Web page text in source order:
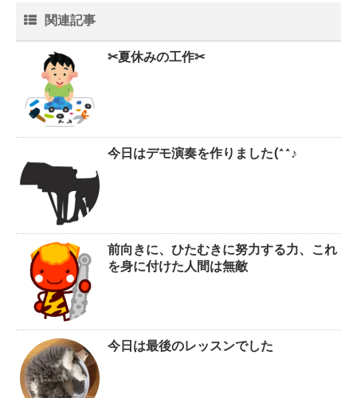
関連記事
✂夏休みの工作✂
今日はデモ演奏を作りました(^^♪
前向きに、ひたむきに努力する力、これ
を身に付けた人間は無敵
今日は最後のレッスンでした